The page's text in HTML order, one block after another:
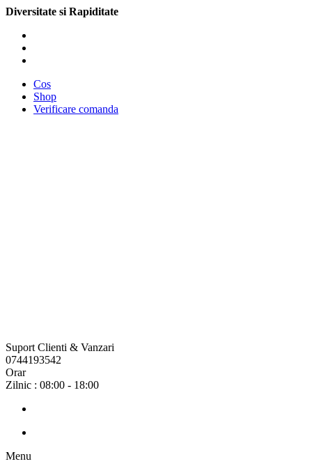
Diversitate si Rapiditate
Cos
Shop
Verificare comanda
Suport Clienti & Vanzari
0744193542
Orar
Zilnic : 08:00 - 18:00
Menu